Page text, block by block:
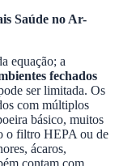
Saúde no Ar-
equação; a
fechados
ser limitada. Os
com múltiplos
básico, muitos
o filtro HEPA ou de
ácaros,